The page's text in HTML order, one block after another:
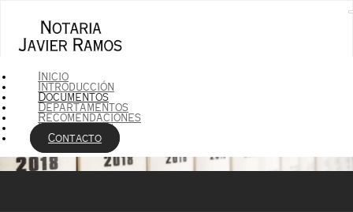
Documentos
Inicio
Introducción
Documentos
Departamentos
Recomendaciones
Localización
Contacto